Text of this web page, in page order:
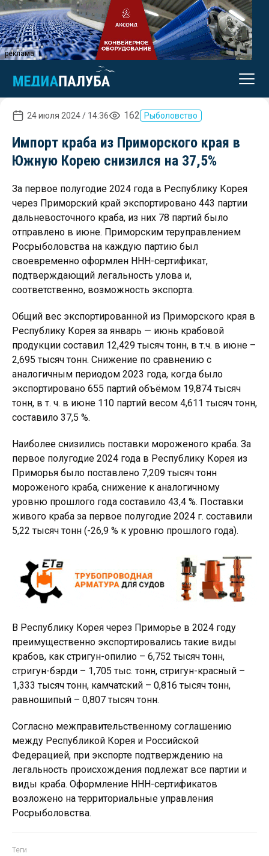
реклама
24 июля 2024 / 14:36 162 Рыболовство
Импорт краба из Приморского края в
Южную Корею снизился на 37,5%
За первое полугодие 2024 года в Республику Корея
через Приморский край экспортировано 443 партии
дальневосточного краба, из них 78 партий было
отправлено в июне. Приморским теруправлением
Росрыболовства на каждую партию был
своевременно оформлен ННН-сертификат,
подтверждающий легальность улова и,
соответственно, возможность экспорта.
Общий вес экспортированной из Приморского края в
Республику Корея за январь — июнь крабовой
продукции составил 12,429 тысяч тонн, в т.ч. в июне –
2,695 тысяч тонн. Снижение по сравнению с
аналогичным периодом 2023 года, когда было
экспортировано 655 партий объёмом 19,874 тысяч
тонн, в т. ч. в июне 110 партий весом 4,611 тысяч тонн,
составило 37,5 %.
Наиболее снизились поставки мороженого краба. За
первое полугодие 2024 года в Республику Корея из
Приморья было поставлено 7,209 тысяч тонн
мороженого краба, снижение к аналогичному
уровню прошлого года составило 43,4 %. Поставки
живого краба за первое полугодие 2024 г. составили
5,22 тысяч тонн (-26,9 % к уровню прошлого года).
В Республику Корея через Приморье в 2024 году
преимущественно экспортировались такие виды
крабов, как стригун-опилио – 6,752 тысяч тонн,
стригун-бэрди – 1,705 тыс. тонн, стригун-красный –
1,333 тысяч тонн, камчатский – 0,816 тысяч тонн,
равношипый – 0,807 тысяч тонн.
Согласно межправительственному соглашению
между Республикой Корея и Российской
Федерацией, при экспорте подтверждению на
легальность происхождения подлежат все партии и
виды краба. Оформление ННН-сертификатов
возложено на территориальные управления
Росрыболовства.
Теги